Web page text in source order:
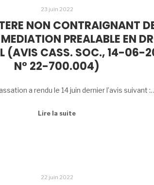
23 juin 2022
NON CONTRAIGNANT
PREALABLE EN
(AVIS CASS. SOC., 14-06-
N° 22-700.004)
a rendu le 14 juin dernier l’avis suivant
Lire la suite
22 juin 2022